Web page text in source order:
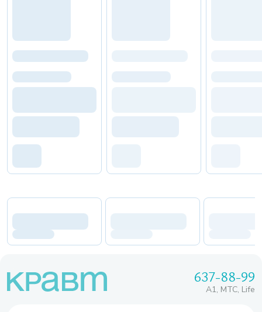
637-88-99
A1, МТС, Life